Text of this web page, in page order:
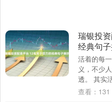
瑞银投
经典句
活着的每
义，不少
透。 其实
1. 天才就
查看： 131